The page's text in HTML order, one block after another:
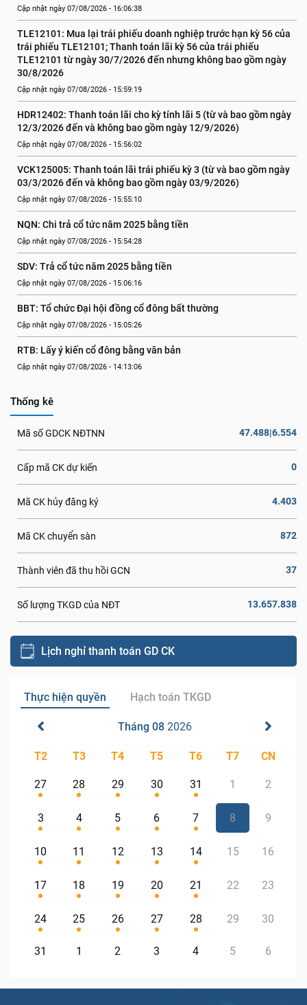
Cập nhật ngày 07/08/2026 - 16:06:38
TLE12101: Mua lại trái phiếu doanh nghiệp trước hạn kỳ 56 của
trái phiếu TLE12101; Thanh toán lãi kỳ 56 của trái phiếu
TLE12101 từ ngày 30/7/2026 đến nhưng không bao gồm ngày
30/8/2026
Cập nhật ngày 07/08/2026 - 15:59:19
HDR12402: Thanh toán lãi cho kỳ tính lãi 5 (từ và bao gồm ngày
12/3/2026 đến và không bao gồm ngày 12/9/2026)
Cập nhật ngày 07/08/2026 - 15:56:02
VCK125005: Thanh toán lãi trái phiếu kỳ 3 (từ và bao gồm ngày
03/3/2026 đến và không bao gồm ngày 03/9/2026)
Cập nhật ngày 07/08/2026 - 15:55:10
NQN: Chi trả cổ tức năm 2025 bằng tiền
Cập nhật ngày 07/08/2026 - 15:54:28
SDV: Trả cổ tức năm 2025 bằng tiền
Cập nhật ngày 07/08/2026 - 15:06:16
BBT: Tổ chức Đại hội đồng cổ đông bất thường
Cập nhật ngày 07/08/2026 - 15:05:26
RTB: Lấy ý kiến cổ đông bằng văn bản
Cập nhật ngày 07/08/2026 - 14:13:06
Thống kê
Mã số GDCK NĐTNN 47.488|6.554
Cấp mã CK dự kiến 0
Mã CK hủy đăng ký 4.403
Mã CK chuyển sàn 872
Thành viên đã thu hồi GCN 37
Số lượng TKGD của NĐT 13.657.838
Lịch nghỉ thanh toán GD CK
Thực hiện quyền Hạch toán TKGD
Tháng 08 2026
T2 T3 T4 T5 T6 T7 CN
27 28 29 30 31 1 2
3 4 5 6 7 8 9
10 11 12 13 14 15 16
17 18 19 20 21 22 23
24 25 26 27 28 29 30
31 1 2 3 4 5 6